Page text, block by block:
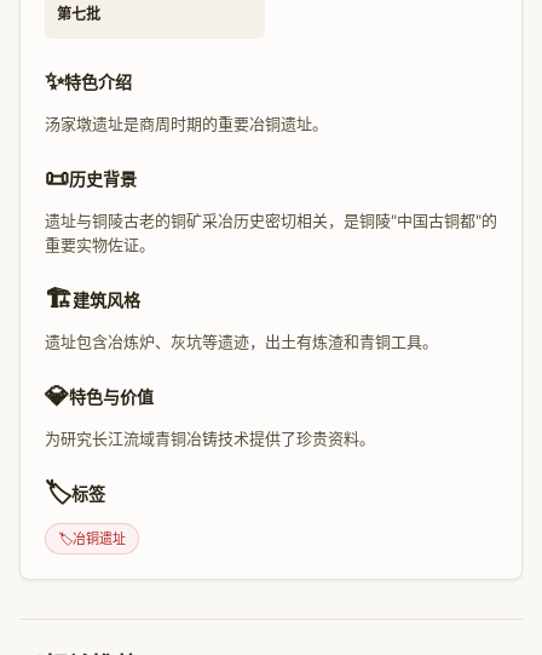
第七批
✨特色介绍
汤家墩遗址是商周时期的重要冶铜遗址。
📜历史背景
遗址与铜陵古老的铜矿采冶历史密切相关，是铜陵"中国古铜都"的
重要实物佐证。
🏗️建筑风格
遗址包含冶炼炉、灰坑等遗迹，出土有炼渣和青铜工具。
💎特色与价值
为研究长江流域青铜冶铸技术提供了珍贵资料。
🏷️标签
🏷️冶铜遗址